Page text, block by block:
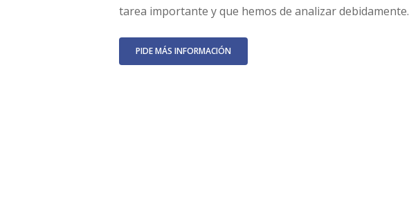
tarea importante y que hemos de analizar debidamente.
PIDE MÁS INFORMACIÓN